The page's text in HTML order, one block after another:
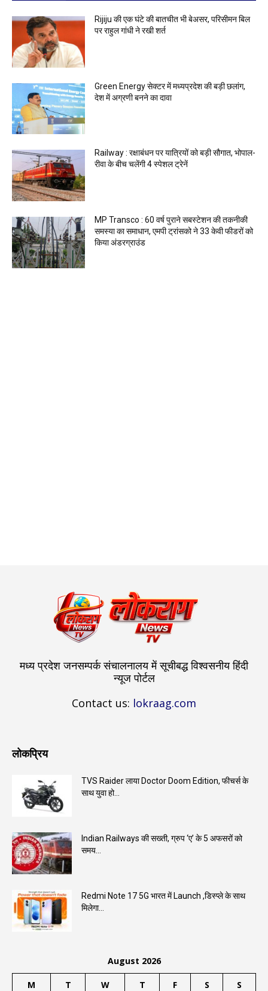
Rijiju की एक घंटे की बातचीत भी बेअसर, परिसीमन बिल
पर राहुल गांधी ने रखी शर्त
Green Energy सेक्टर में मध्यप्रदेश की बड़ी छलांग,
देश में अग्रणी बनने का दावा
Railway : रक्षाबंधन पर यात्रियों को बड़ी सौगात, भोपाल-
रीवा के बीच चलेंगी 4 स्पेशल ट्रेनें
MP Transco : 60 वर्ष पुराने सबस्टेशन की तकनीकी
समस्या का समाधान, एमपी ट्रांसको ने 33 केवी फीडरों को
किया अंडरग्राउंड
मध्य प्रदेश जनसम्पर्क संचालनालय में सूचीबद्ध विश्वसनीय हिंदी
न्यूज पोर्टल
Contact us: lokraag.com
लोकप्रिय
TVS Raider लाया Doctor Doom Edition, फीचर्स के
साथ युवा हो...
Indian Railways की सख्ती, ग्रुप ‘ए’ के 5 अफसरों को
समय...
Redmi Note 17 5G भारत में Launch ,डिस्प्ले के साथ
मिलेगा...
August 2026
M T W T F S S